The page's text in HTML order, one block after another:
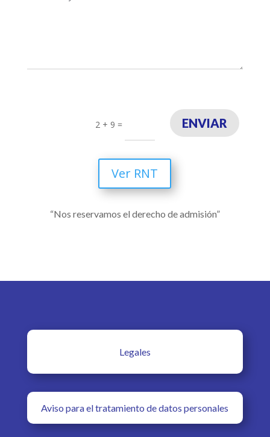
2 + 9 = ENVIAR
Ver RNT
“Nos reservamos el derecho de admisión”
Legales
Aviso para el tratamiento de datos personales